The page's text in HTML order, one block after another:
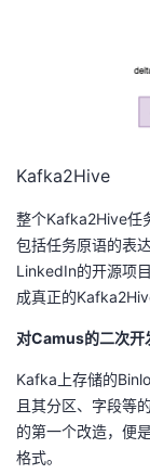
Kafka2Hive
整个Kafka2Hive任
包括任务原语的表
LinkedIn的开源项
成真正的
对Camus的二次开
Kafka上存储的
且其分区、字段等
的第一个改造，便
格式。